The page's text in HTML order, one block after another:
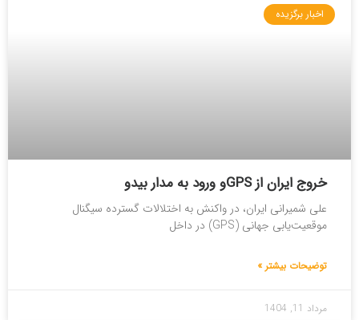
اخبار برگزیده
خروج ایران از GPSو ورود به مدار بیدو
علی شمیرانی ایران، در واکنش به اختلالات گسترده سیگنال
موقعیت‌یابی جهانی (GPS) در داخل
توضیحات بیشتر »
مرداد 11, 1404